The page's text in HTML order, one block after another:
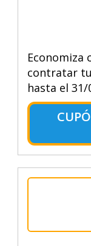
Economiza
contratar
hasta el 31/